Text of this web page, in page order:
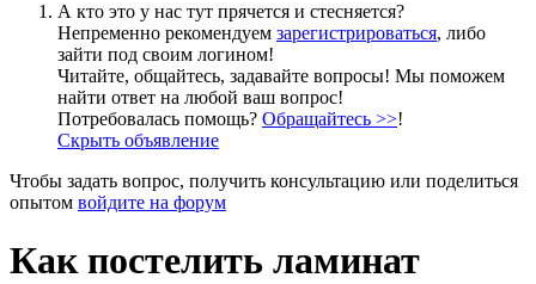
А кто это у нас тут прячется и стесняется?
Непременно рекомендуем зарегистрироваться, либо
зайти под своим логином!
Читайте, общайтесь, задавайте вопросы! Мы поможем
найти ответ на любой ваш вопрос!
Потребовалась помощь? Обращайтесь >>!
Скрыть объявление
Чтобы задать вопрос, получить консультацию или поделиться
опытом войдите на форум
Как постелить ламинат